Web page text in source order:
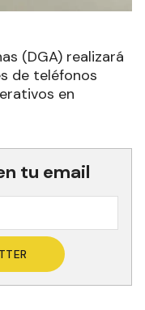
(DGA) realizará
de teléfonos
en
tu email